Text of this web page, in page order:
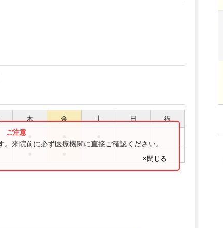
木 金 土 日 祝
来院前に必ず医療機関に直接ご確認ください。
×閉じる